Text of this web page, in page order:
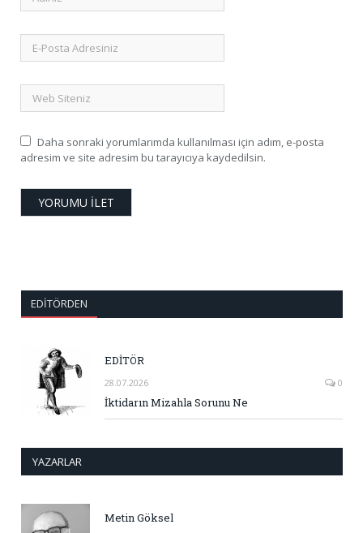
Daha sonraki yorumlarımda kullanılması için adım, e-posta
adresim ve site adresim bu tarayıcıya kaydedilsin.
EDITÖRDEN
EDİTÖR
28.07.2026 0
İktidarın Mizahla Sorunu Ne
YAZARLAR
Metin Göksel